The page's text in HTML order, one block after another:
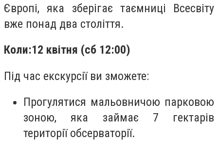
Європі, яка зберігає таємниці Всесвіту
вже понад два століття.
Коли:12 квітня (сб 12:00)
Під час екскурсії ви зможете:
Прогулятися мальовничою парковою
зоною, яка займає 7 гектарів
території обсерваторії.